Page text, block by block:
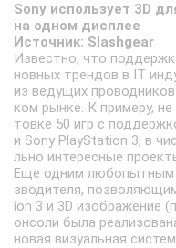
Sony использует 3D
на одном дисплее
Источник: Slashgear
Известно, что
новных трендов в IT
из ведущих
ком рынке. К примеру,
товке 50 игр с
и Sony PlayStation 3, в
льно интересные
Еще одним любопытным
зводителя,
ion 3 и 3D изображение
онсоли была
новая визуальная